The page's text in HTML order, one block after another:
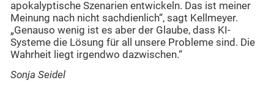
apokalyptische Szenarien entwickeln. Das ist meiner
Meinung nach nicht sachdienlich“, sagt Kellmeyer.
„Genauso wenig ist es aber der Glaube, dass KI-
Systeme die Lösung für all unsere Probleme sind. Die
Wahrheit liegt irgendwo dazwischen.“
Sonja Seidel